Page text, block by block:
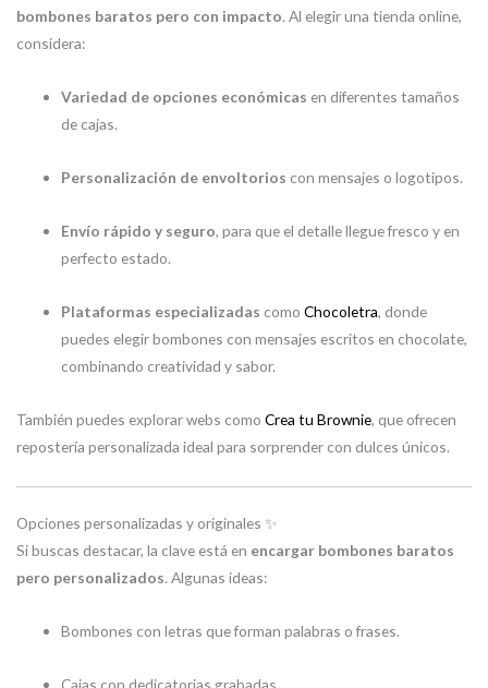
bombones baratos pero con impacto. Al elegir una tienda online,
considera:
Variedad de opciones económicas en diferentes tamaños
de cajas.
Personalización de envoltorios con mensajes o logotipos.
Envío rápido y seguro, para que el detalle llegue fresco y en
perfecto estado.
Plataformas especializadas comoChocoletra, donde
puedes elegir bombones con mensajes escritos en chocolate,
combinando creatividad y sabor.
También puedes explorar webs como Crea tu Brownie, que ofrecen
repostería personalizada ideal para sorprender con dulces únicos.
Opciones personalizadas y originales ✨
Si buscas destacar, la clave está en encargar bombones baratos
pero personalizados. Algunas ideas:
Bombones con letras que forman palabras o frases.